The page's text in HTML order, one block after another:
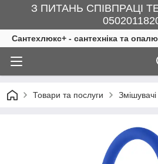
З ПИТАНЬ СПІВПРАЦІ
Сантехлюкс+ - сантехніка та
Товари та послуги